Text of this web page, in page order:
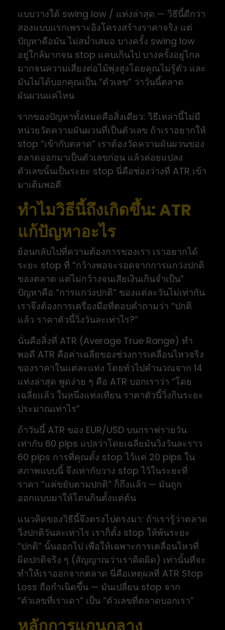
แบบวางใต้ swing low / แท่งล่าสุด — วิธีนี้ดีกว่า
สองแบบแรกเพราะอิงโครงสร้างราคาจริง แต่
ปัญหาคือมัน ไม่สม่ำเสมอ บางครั้ง swing low
อยู่ใกล้มากจน stop แคบเกินไป บางครั้งอยู่ไกล
มากจนความเสี่ยงต่อไม้พุ่งสูงโดยคุณไม่รู้ตัว และ
มันไม่ได้บอกคุณเป็น “ตัวเลข” ว่าวันนี้ตลาด
ผันผวนแค่ไหน
รากของปัญหาทั้งหมดคือสิ่งเดียว: วิธีเหล่านี้ไม่มี
หน่วยวัดความผันผวนที่เป็นตัวเลข ถ้าเราอยากให้
stop “เข้ากับตลาด” เราต้องวัดความผันผวนของ
ตลาดออกมาเป็นตัวเลขก่อน แล้วค่อยแปลง
ตัวเลขนั้นเป็นระยะ stop นี่คือช่องว่างที่ ATR เข้า
มาเติมพอดี
ทำไมวิธีนี้ถึงเกิดขึ้น: ATR
แก้ปัญหาอะไร
ย้อนกลับไปที่ความต้องการของเรา เราอยากได้
ระยะ stop ที่ “กว้างพอจะรอดจากการแกว่งปกติ
ของตลาด แต่ไม่กว้างจนเสียเงินเกินจำเป็น”
ปัญหาคือ “การแกว่งปกติ” ของแต่ละวันไม่เท่ากัน
เราจึงต้องการเครื่องมือที่ตอบคำถามว่า “ปกติ
แล้ว ราคาตัวนี้วิ่งวันละเท่าไร?”
นั่นคือสิ่งที่ ATR (Average True Range) ทำ
พอดี ATR คือค่าเฉลี่ยของช่วงการเคลื่อนไหวจริง
ของราคาในแต่ละแท่ง โดยทั่วไปคำนวณจาก 14
แท่งล่าสุด พูดง่าย ๆ คือ ATR บอกเราว่า “โดย
เฉลี่ยแล้ว ในหนึ่งแท่งเทียน ราคาตัวนี้วิ่งกินระยะ
ประมาณเท่าไร”
ถ้าวันนี้ ATR ของ EUR/USD บนกราฟรายวัน
เท่ากับ 60 pips แปลว่าโดยเฉลี่ยมันวิ่งวันละราว
60 pips การที่คุณตั้ง stop ไว้แค่ 20 pips ใน
สภาพแบบนี้ จึงเท่ากับวาง stop ไว้ในระยะที่
ราคา “แค่ขยับตามปกติ” ก็ถึงแล้ว — มันถูก
ออกแบบมาให้โดนกินตั้งแต่ต้น
แนวคิดของวิธีนี้จึงตรงไปตรงมา: ถ้าเรารู้ว่าตลาด
วิ่งปกติวันละเท่าไร เราก็ตั้ง stop ให้พ้นระยะ
“ปกติ” นั้นออกไป เพื่อให้เฉพาะการเคลื่อนไหวที่
ผิดปกติจริง ๆ (สัญญาณว่าเราคิดผิด) เท่านั้นที่จะ
ทำให้เราออกจากตลาด นี่คือเหตุผลที่ ATR Stop
Loss ถือกำเนิดขึ้น — มันเปลี่ยน stop จาก
“ตัวเลขที่เราเดา” เป็น “ตัวเลขที่ตลาดบอกเรา”